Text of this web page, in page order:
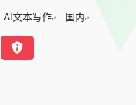
AI文本写作 国内